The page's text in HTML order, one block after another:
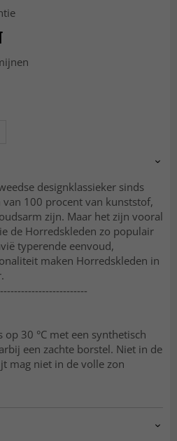
designklassieker sinds
100 procent van kunststof,
zijn. Maar het zijn vooral
de Horredskleden zo populair
typerende eenvoud,
maken Horredskleden in
op 30 °C met een synthetisch
een zachte borstel. Niet in de
mag niet in de volle zon